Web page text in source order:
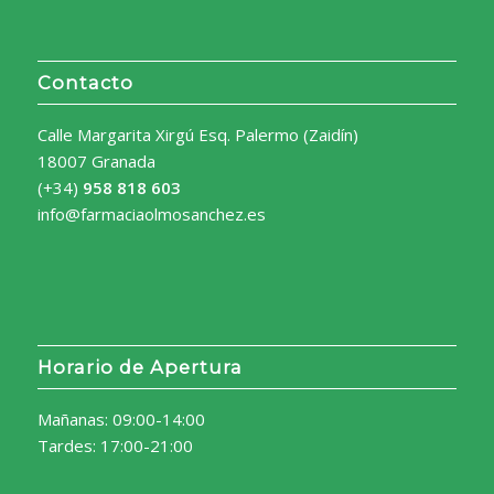
Contacto
Calle Margarita Xirgú Esq. Palermo (Zaidín)
18007 Granada
(+34) 958 818 603
info@farmaciaolmosanchez.es
Horario de Apertura
Mañanas: 09:00-14:00
Tardes: 17:00-21:00